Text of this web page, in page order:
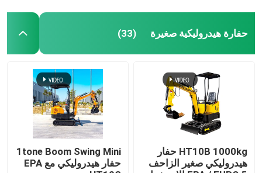
المنتجات
حول بنا
حفارة هيدروليكية صغيرة (33)
HT10B 1000kg حفار
هيدروليكي صغير الزاحف
1tone Boom Swing Mini
حفار هيدروليكي مع EPA